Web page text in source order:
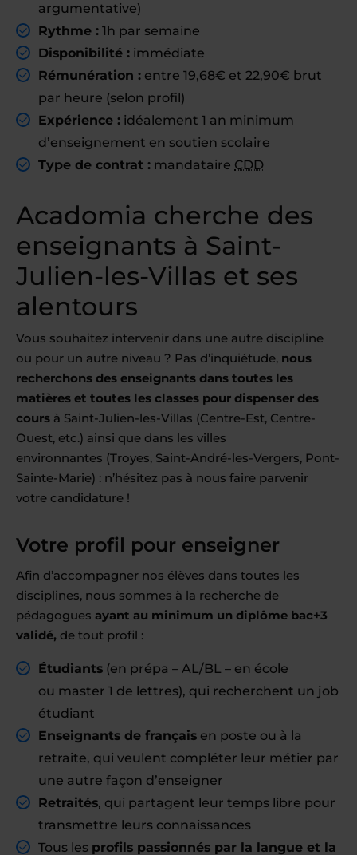
argumentative)
Rythme : 1h par semaine
Disponibilité : immédiate
Rémunération : entre 19,68€ et 22,90€ brut
par heure (selon profil)
Expérience : idéalement 1 an minimum
d’enseignement en soutien scolaire
Type de contrat : mandataire CDD
Acadomia cherche des
enseignants à Saint-
Julien-les-Villas et ses
alentours
Vous souhaitez intervenir dans une autre discipline
ou pour un autre niveau ? Pas d’inquiétude, nous
recherchons des enseignants dans toutes les
matières et toutes les classes pour dispenser des
cours à Saint-Julien-les-Villas (Centre-Est, Centre-
Ouest, etc.) ainsi que dans les villes
environnantes (Troyes, Saint-André-les-Vergers, Pont-
Sainte-Marie) : n’hésitez pas à nous faire parvenir
votre candidature !
Votre profil pour enseigner
Afin d’accompagner nos élèves dans toutes les
disciplines, nous sommes à la recherche de
pédagogues ayant au minimum un diplôme bac+3
validé, de tout profil :
Étudiants (en prépa – AL/BL – en école
ou master 1 de lettres), qui recherchent un job
étudiant
Enseignants de français en poste ou à la
retraite, qui veulent compléter leur métier par
une autre façon d’enseigner
Retraités, qui partagent leur temps libre pour
transmettre leurs connaissances
Tous les profils passionnés par la langue et la